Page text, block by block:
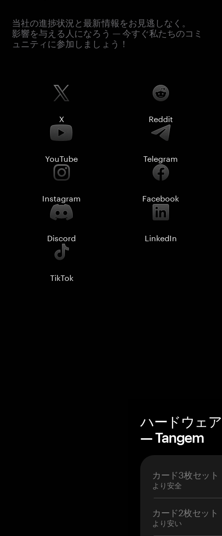
当社の進捗状況と最新情報をお見逃しなく。
影響を与える人になろう — 今すぐ私たちのコミ
ュニティに参加しましょう！
X Reddit
YouTube Telegram
Instagram Facebook
Discord LinkedIn
TikTok
ハードウェ
— Tangem
カード3枚セット
より安全
カード2枚セット
より安い